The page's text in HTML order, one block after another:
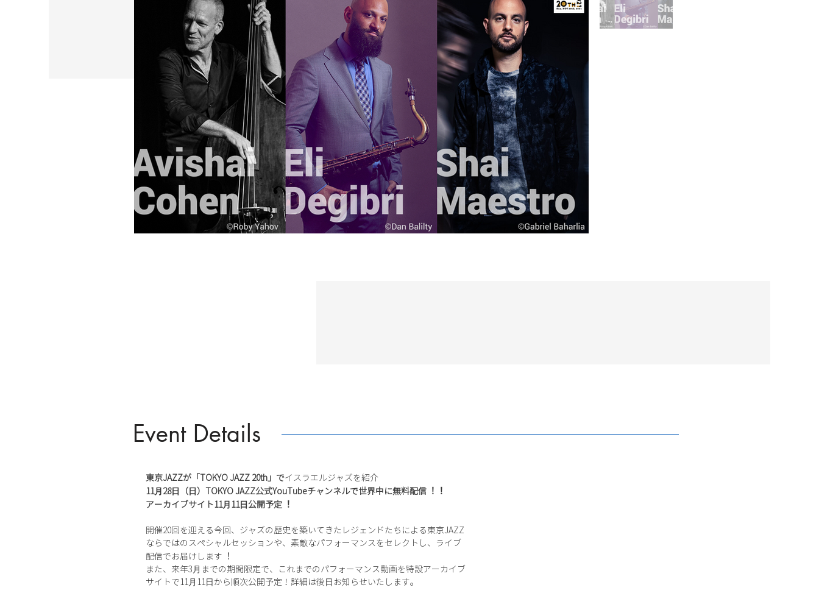
Event Details
東京JAZZが「TOKYO JAZZ 20th」でイスラエルジャズを紹介
11⽉28⽇（⽇）TOKYO JAZZ公式YouTubeチャンネルで世界中に無料配信︕︕
アーカイブサイト11⽉11⽇公開予定︕
開催20回を迎える今回、ジャズの歴史を築いてきたレジェンドたちによる東京JAZZ
ならではのスペシャルセッションや、素敵なパフォーマンスをセレクトし、ライブ
配信でお届けします︕
また、来年3⽉までの期間限定で、これまでのパフォーマンス動画を特設アーカイブ
サイトで11⽉11⽇から順次公開予定！詳細は後⽇お知らせいたします。